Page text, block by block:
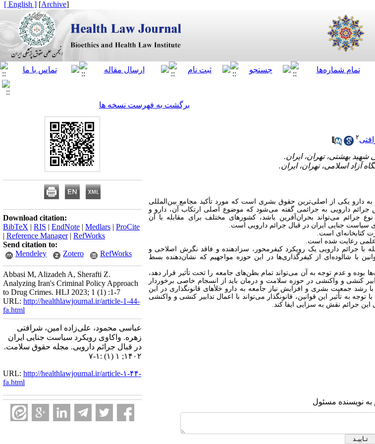
[
Archive
]
[ English ]
برگشت به فهرست نسخه ها
۲
دارو یکی از اصلی‌ترین حقوق بشری است که مورد تأکید مجامع بین‌المللی
دارویی به جرائمی گفته می‌شود که موضوع اصلی ارتکاب آن، دارو و
می‌تواند بحران‌آفرین باشد، کشورهای مختلف برای مقابله با آن
جنایی ایران در قبال جرائم دارویی است.
کتابخانه‌ای است.
علمی رعایت شده است.
با جرائم دارویی یک رویکرد کیفرمحور، سزادهنده و فاقد نگرش اصلاحی و
با شالوده‌ای از کیفرگذاری‌ها در این حوزه مواجهیم که نشان‌دهنده بسط
بوده و عدم توجه به آن می‌تواند تمام بطن‌های جامعه را تحت تأثیر قرار دهد،
کنشی و واکنشی در حوزه سلامت و درمان باید از انسجام خاصی برخوردار
رشد جمعیت بشری و افزایش نیاز جامعه به دارو خلأهای قانونگذاری در این
به تأثیر این قوانین، قانونگذار می‌تواند با اعمال تدابیر کنشی و واکنشی
این جرائم نقش به ‌سزایی ایفا کند.
به نویسنده مسئول
Download citation:
BibTeX | RIS | EndNote | Medlars | ProCite
| Reference Manager| RefWorks
Send citation to:
Mendeley
Zotero RefWorks
Abbasi M, Alizadeh A, Sherafti Z.
Analyzing Iran's Criminal Policy Approach
to Drug Crimes. HLJ 2023; 1 (1) :1-7
URL: http://healthlawjournal.ir/article-1-44-
fa.html
عباسی محمود، علی‌زاده امین، شرافتی
زهره. واکاوی رویکرد سیاست جنایی ایران
در قبال جرائم دارویی. مجله حقوق سلامت.
۱۴۰۲; ۱ (۱) :۱-۷
URL: http://healthlawjournal.ir/article-۱-۴۴-
fa.html